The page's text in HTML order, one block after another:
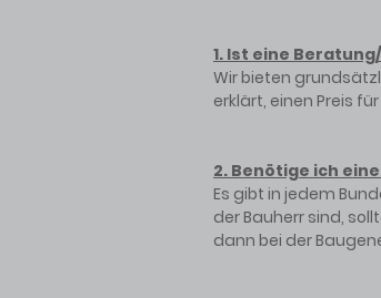
1. Ist eine
Wir bieten
erklärt, einen Preis
2. Benötige ich
Es gibt in jedem
der Bauherr sind,
dann bei der